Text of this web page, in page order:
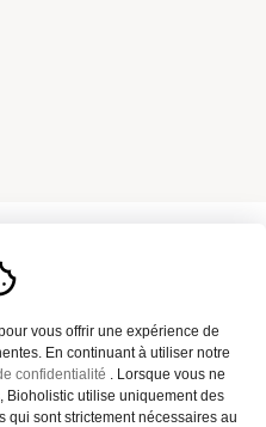
vous offrir une expérience de
En continuant à utiliser notre
confidentialité . Lorsque vous ne
Bioholistic utilise uniquement des
qui sont strictement nécessaires au